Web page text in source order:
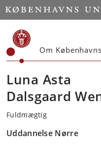
Start
Om
Luna Asta
Dalsgaard
Fuldmægtig
Uddannelse Nørre